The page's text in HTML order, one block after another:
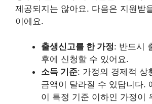
제공되지는 않아요. 다음은 지원받
이에요.
출생신고를 한 가정: 반드시
후에 신청할 수 있어요.
소득 기준: 가정의 경제적 상
금액이 달라질 수 있답니다.
이 특정 기준 이하인 가정이